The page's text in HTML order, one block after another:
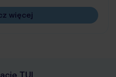
więcej
TUI